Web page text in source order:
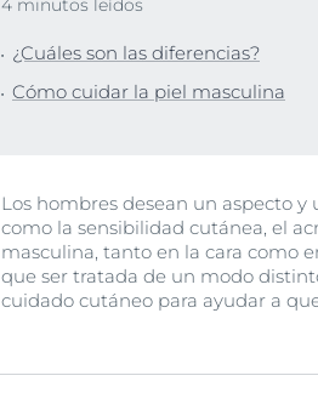
Piel Grasa
Descubre
¿Cuáles son las diferencias?
Cómo cuidar la piel masculina
Los hombres desean un aspecto
como la sensibilidad cutánea, el
masculina, tanto en la cara como
que ser tratada de un modo
cuidado cutáneo para ayudar a